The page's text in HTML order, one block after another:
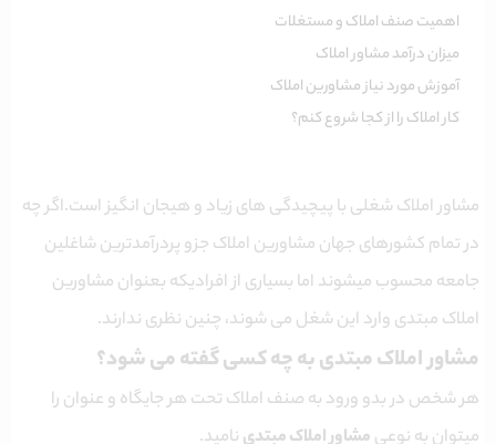
اهمیت صنف املاک و مستغلات
میزان درآمد مشاور املاک
آموزش مورد نیاز مشاورین املاک
کار املاک را از کجا شروع کنم؟
مشاور املاک شغلی با پیچیدگی های زیاد و هیجان انگیز است.اگر چه
در تمام کشورهای جهان مشاورین املاک جزو پردرآمدترین شاغلین
جامعه محسوب میشوند اما بسیاری از افرادیکه بعنوان مشاورین
املاک مبتدی وارد این شغل می شوند، چنین نظری ندارند.
مشاور املاک مبتدی به چه کسی گفته می شود؟
هر شخص در بدو ورود به صنف املاک تحت هر جایگاه و عنوان را
میتوان به نوعی مشاور املاک مبتدی نامید.